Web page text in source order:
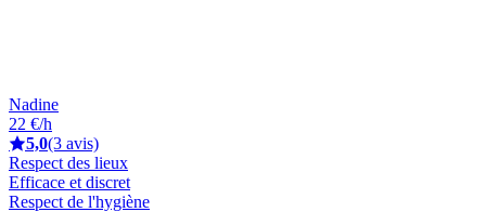
Nadine
22 €/h
5,0(3 avis)
Respect des lieux
Efficace et discret
Respect de l'hygiène